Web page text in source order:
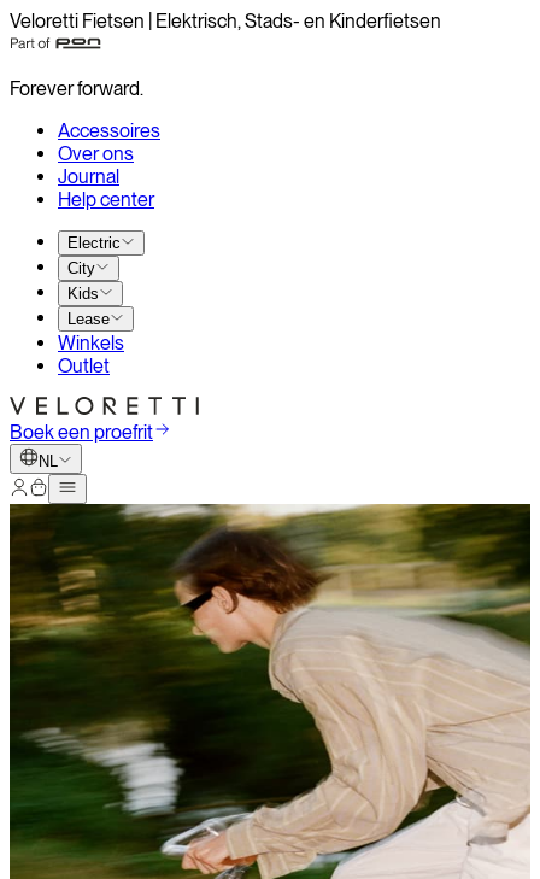
Veloretti Fietsen | Elektrisch, Stads- en Kinderfietsen
Forever forward.
Accessoires
Over ons
Journal
Help center
Electric
City
Kids
Lease
Winkels
Outlet
Boek een proefrit
NL